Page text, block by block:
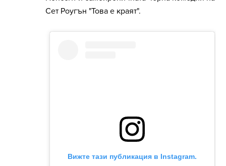
Сет Роугън "Това е краят".